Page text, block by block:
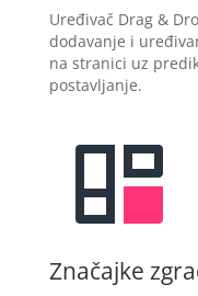
Uređivač Drag &
dodavanje i
na stranici uz
postavljanje.
Značajke